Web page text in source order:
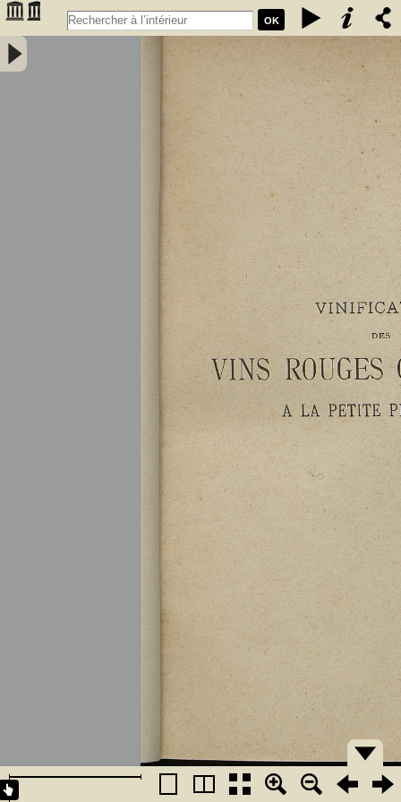
OK
Vinification des vins rouges ordinaires à la petite propriété : extrait
des conférences faites à l'Association des anciens élèves de l'école
communale de Portet (Haute-Garonne) / par A. Lacassagne,... -